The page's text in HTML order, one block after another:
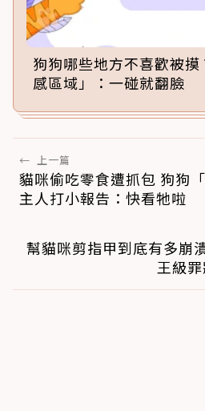
狗狗哪些地方不喜歡被
感區域」：一碰就翻臉
← 上一篇
貓咪偷吃零食遭抓包 狗狗
主人打小報告：快看牠啦
幫貓咪剪指甲到底有多崩
王級